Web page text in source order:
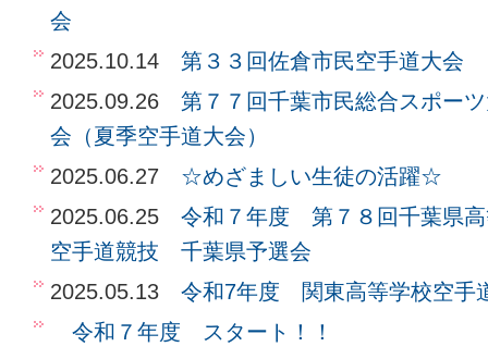
会
2025.10.14
第３３回佐倉市民空手道大会
2025.09.26
第７７回千葉市民総合スポー
会（夏季空手道大会）
2025.06.27
☆めざましい生徒の活躍☆
2025.06.25
令和７年度 第７８回千葉県
空手道競技 千葉県予選会
2025.05.13
令和7年度 関東高等学校空手
令和７年度 スタート！！